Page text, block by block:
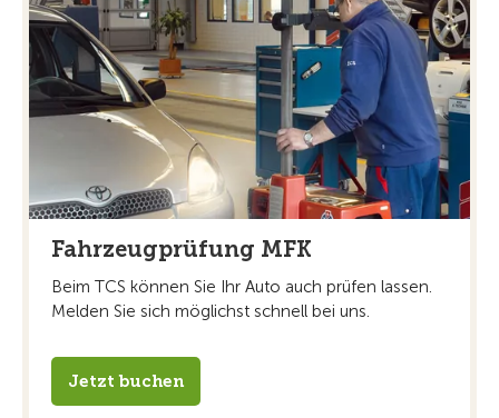
Fahrzeugprüfung MFK
Beim TCS können Sie Ihr Auto auch prüfen lassen.
Melden Sie sich möglichst schnell bei uns.
Jetzt buchen